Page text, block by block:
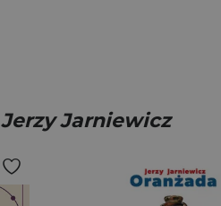
Jerzy Jarniewicz